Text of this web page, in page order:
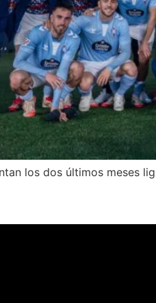
los dos últimos meses